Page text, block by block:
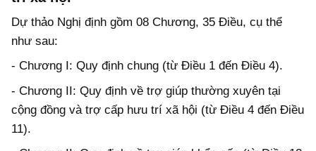
Dự thảo Nghị định gồm 08 Chương, 35 Điều, cụ thể
như sau:
- Chương I: Quy định chung (từ Điều 1 đến Điều 4).
- Chương II: Quy định về trợ giúp thường xuyên tại
cộng đồng và trợ cấp hưu trí xã hội (từ Điều 4 đến Điều
11).